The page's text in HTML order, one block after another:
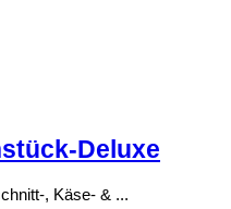
Deluxe
, Käse- & ...